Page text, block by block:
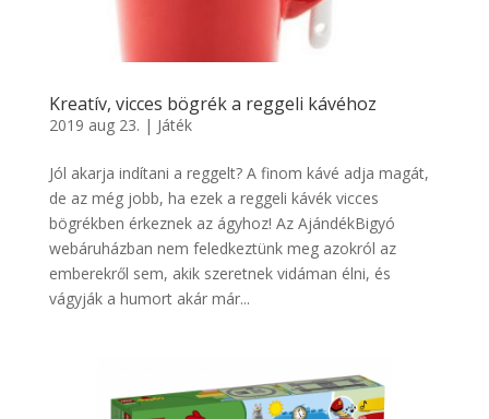
Kreatív, vicces bögrék a reggeli kávéhoz
2019 aug 23. | Játék
Jól akarja indítani a reggelt? A finom kávé adja magát,
de az még jobb, ha ezek a reggeli kávék vicces
bögrékben érkeznek az ágyhoz! Az AjándékBigyó
webáruházban nem feledkeztünk meg azokról az
emberekről sem, akik szeretnek vidáman élni, és
vágyják a humort akár már...